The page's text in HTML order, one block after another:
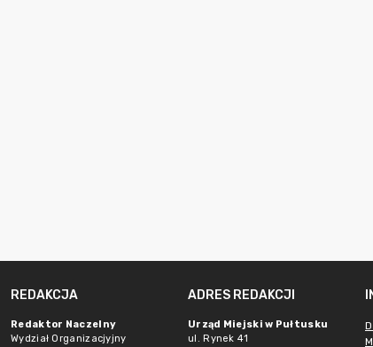
REDAKCJA
Redaktor Naczelny
Wydział Organizacjyjny
ADRES REDAKCJI
Urząd Miejski w Pułtusku
ul. Rynek 41